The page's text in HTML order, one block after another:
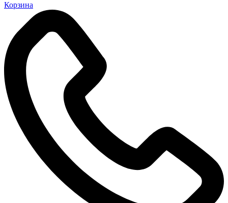
Корзина